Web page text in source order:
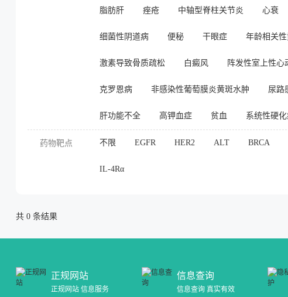
脂肪肝 痤疮 中轴型脊柱关节炎 心衰
细菌性阴道病 便秘 干眼症 年龄相关
激素导致骨质疏松 白癜风 阵发性室上性心
克罗恩病 非感染性葡萄膜炎黄斑水肿 尿路
肝功能不全 高钾血症 贫血 系统性硬
药物靶点 不限 EGFR HER2 ALT BRCA
IL-4Rα
共 0 条结果
正规网站
正规网站 信息服务
信息查询
信息查询 真实有效